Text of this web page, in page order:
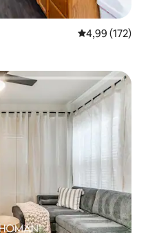
Gemiddelde
4,99 (172)